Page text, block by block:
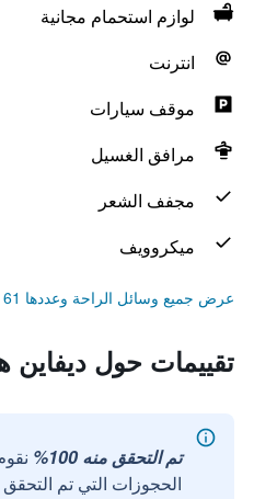
لوازم استحمام مجانية
انترنت
موقف سيارات
مرافق الغسيل
مجفف الشعر
ميكروويف
عرض جميع وسائل الراحة وعددها 61
تقييمات حول
تم التحقق منه 100%
الحجوزات التي تم